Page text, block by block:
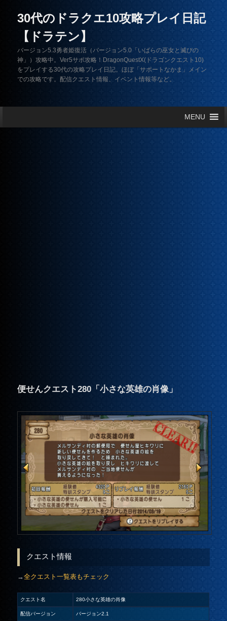
30代のドラクエ10攻略プレイ日記
【ドラテン】
バージョン5.3勇者姫復活（バージョン5.0「いばらの巫女と滅びの
神」）攻略中。Ver5サポ攻略！DragonQuestX(ドラゴンクエスト10)
をプレイする30代の攻略プレイ日記。ほぼ「サポートなかま」メイン
での攻略です。配信クエスト情報、イベント情報等など。
MENU
便せんクエスト280「小さな英雄の肖像」
クエスト情報
→全クエスト一覧表もチェック
クエスト名 280小さな英雄の肖像
配信バージョン バージョン2.1